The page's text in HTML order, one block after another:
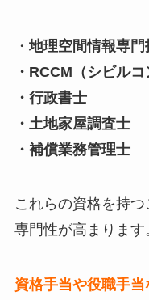
・地理空間情報専門
・RCCM（シビル
・行政書士
・土地家屋調査士
・補償業務管理士
これらの資格を持つ
専門性が高まります
資格手当や役職手